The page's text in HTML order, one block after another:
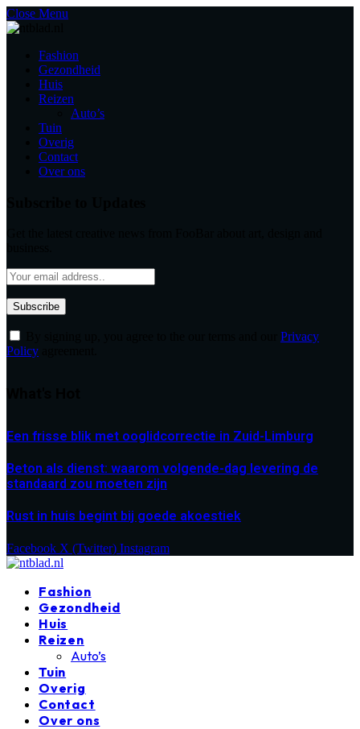
Close Menu
Fashion
Gezondheid
Huis
Reizen
Auto’s
Tuin
Overig
Contact
Over ons
Privacy
Policy
Een frisse blik met ooglidcorrectie in Zuid-Limburg
Beton als dienst: waarom volgende-dag levering de
standaard zou moeten zijn
Rust in huis begint bij goede akoestiek
Facebook X (Twitter) Instagram
Fashion
Gezondheid
Huis
Reizen
Auto’s
Tuin
Overig
Contact
Over ons